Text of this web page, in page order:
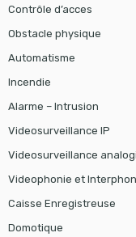
Contrôle d’acces
Obstacle physique
Automatisme
Incendie
Alarme – Intrusion
Videosurveillance IP
Videosurveillance
Videophonie et
Caisse Enregistreuse
Domotique